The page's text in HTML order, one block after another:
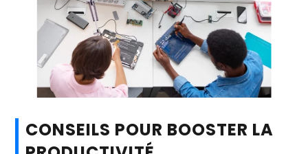
CONSEILS POUR BOOSTER LA